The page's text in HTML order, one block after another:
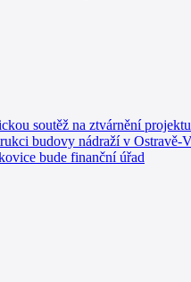
soutěž na ztvárnění
budovy nádraží v Ostravě-
bude finanční úřad